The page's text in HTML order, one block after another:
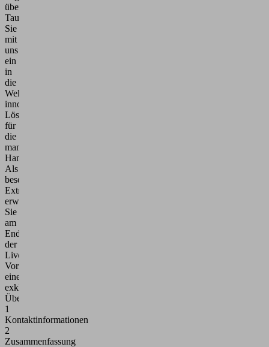
überzeugen.
Tauchen
Sie
mit
uns
ein
in
die
Welt
innovativer
Lösungen
für
die
manuelle
Handhabung.
Als
besonderes
Extra
erwartet
Sie
am
Ende
der
Live-
Vorstellung
eine
exklusive
Überraschung!
1
Kontaktinformationen
2
Zusammenfassung